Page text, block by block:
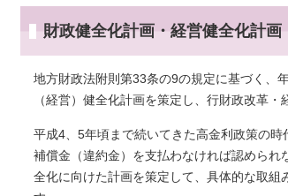
財政健全化計画・経営健全化計画
地方財政法附則第33条の9の規定に基づく、
（経営）健全化計画を策定し、行財政改革
平成4、5年頃まで続いてきた高金利政策の
補償金（違約金）を支払わなければ認めら
全化に向けた計画を策定して、具体的な取